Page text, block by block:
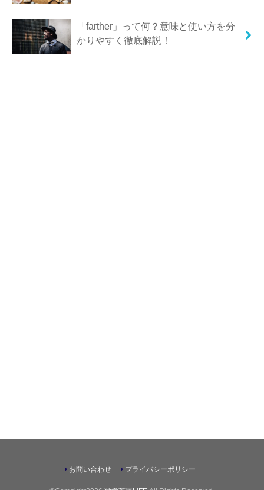
「farther」って何？意味と使い方を分
かりやすく徹底解説！
お問い合わせ プライバシーポリシー